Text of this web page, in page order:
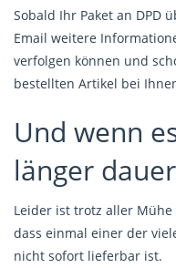
Sobald Ihr Paket an DPD
Email weitere
verfolgen können und
bestellten Artikel bei
Und wenn
länger
Leider ist trotz aller
dass einmal einer der
nicht sofort lieferbar ist.